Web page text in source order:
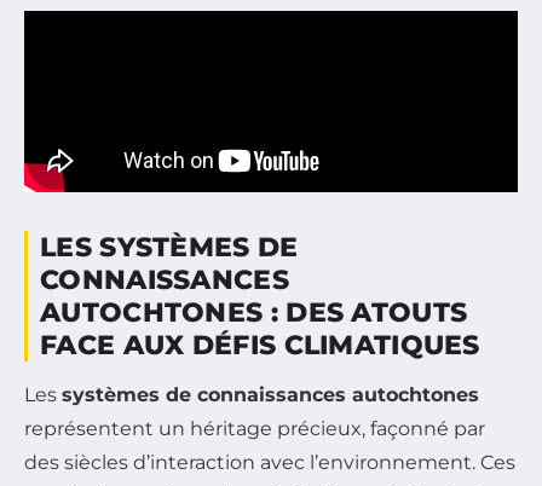
LES SYSTÈMES DE
CONNAISSANCES
AUTOCHTONES : DES ATOUTS
FACE AUX DÉFIS CLIMATIQUES
Les systèmes de connaissances autochtones
représentent un héritage précieux, façonné par
des siècles d’interaction avec l’environnement. Ces